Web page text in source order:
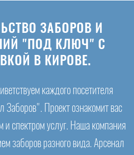
ЗАБОРОВ И
"ПОД КЛЮЧ" С
В КИРОВЕ.
каждого посетителя
Заборов". Проект ознакомит вас
и спектром услуг. Наша компания
заборов разного вида. Арсенал